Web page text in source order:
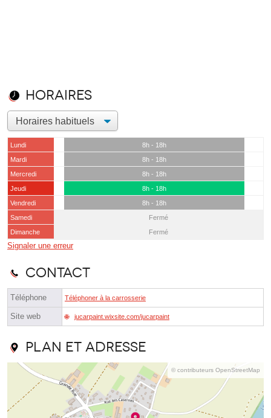
Horaires
Lundi
8h - 18h
Mardi
8h - 18h
Mercredi
8h - 18h
Jeudi
8h - 18h
Vendredi
8h - 18h
Samedi
Fermé
Dimanche
Fermé
Signaler une erreur
Contact
Téléphone Téléphoner à la carrosserie
Site web jucarpaint.wixsite.com/jucarpaint
Plan et adresse
© contributeurs OpenStreetMap